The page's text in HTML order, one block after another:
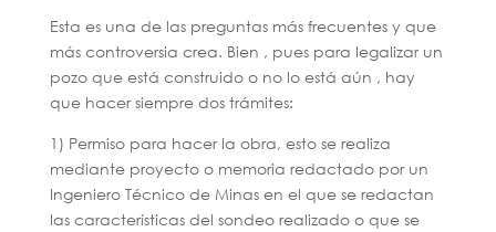
Esta es una de las preguntas más frecuentes y que
más controversia crea. Bien , pues para legalizar un
pozo que está construido o no lo está aún , hay
que hacer siempre dos trámites:
1) Permiso para hacer la obra, esto se realiza
mediante proyecto o memoria redactado por un
Ingeniero Técnico de Minas en el que se redactan
las características del sondeo realizado o que se